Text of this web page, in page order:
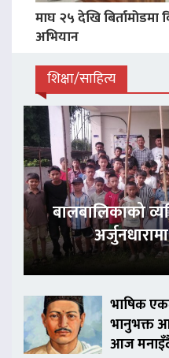
माघ २५ देखि
अभियान
शिक्षा/साहित्य
बालबालिकाको
भाषिक
भानुभक्त
आज